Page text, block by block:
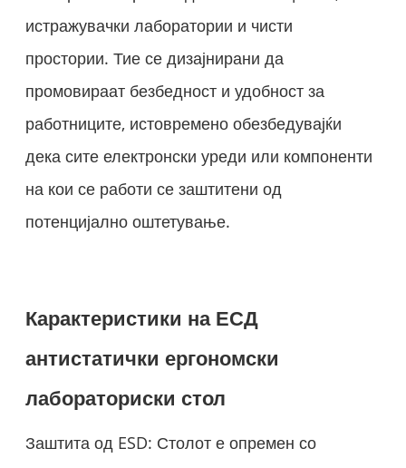
истражувачки лаборатории и чисти
простории. Тие се дизајнирани да
промовираат безбедност и удобност за
работниците, истовремено обезбедувајќи
дека сите електронски уреди или компоненти
на кои се работи се заштитени од
потенцијално оштетување.
Карактеристики на ЕСД
антистатички ергономски
лабораториски стол
Заштита од ESD: Столот е опремен со